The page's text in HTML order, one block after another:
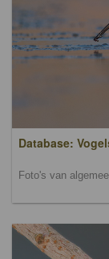
Database:
Foto's van